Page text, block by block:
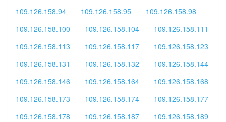
109.126.158.94
109.126.158.95
109.126.158.98
109.126.158.100
109.126.158.104
109.126.158.111
109.126.158.113
109.126.158.117
109.126.158.123
109.126.158.131
109.126.158.132
109.126.158.144
109.126.158.146
109.126.158.164
109.126.158.168
109.126.158.173
109.126.158.174
109.126.158.177
109.126.158.178
109.126.158.187
109.126.158.189